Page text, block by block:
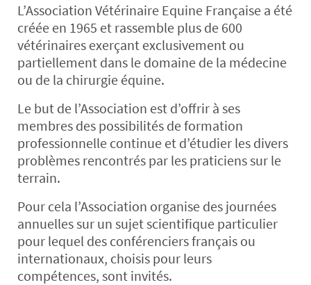
L’Association Vétérinaire Equine Française a été
créée en 1965 et rassemble plus de 600
vétérinaires exerçant exclusivement ou
partiellement dans le domaine de la médecine
ou de la chirurgie équine.
Le but de l’Association est d’offrir à ses
membres des possibilités de formation
professionnelle continue et d’étudier les divers
problèmes rencontrés par les praticiens sur le
terrain.
Pour cela l’Association organise des journées
annuelles sur un sujet scientifique particulier
pour lequel des conférenciers français ou
internationaux, choisis pour leurs
compétences, sont invités.